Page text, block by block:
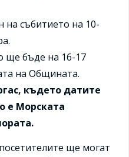
събитието на 10-
ще бъде на 16-17
на Общината.
където датите
е Морската
ще могат